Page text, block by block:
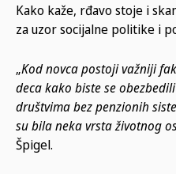
Kako kaže, rđavo stoje i
za uzor socijalne politike i
„Kod novca postoji važniji
deca kako biste se
društvima bez penzionih
su bila neka vrsta životnog
Špigel.